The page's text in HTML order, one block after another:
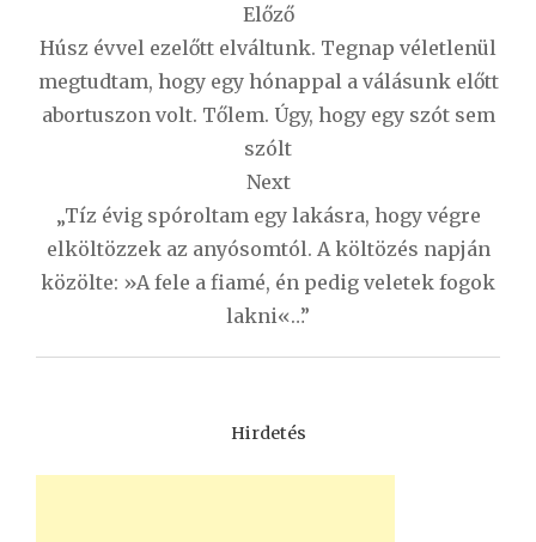
navigáció
Előző
Húsz évvel ezelőtt elváltunk. Tegnap véletlenül
megtudtam, hogy egy hónappal a válásunk előtt
abortuszon volt. Tőlem. Úgy, hogy egy szót sem
szólt
Next
„Tíz évig spóroltam egy lakásra, hogy végre
elköltözzek az anyósomtól. A költözés napján
közölte: »A fele a fiamé, én pedig veletek fogok
lakni«…”
Hirdetés